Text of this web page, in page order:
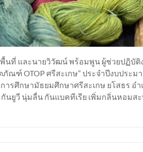
ที่ และนายวิวัฒน์ พร้อมพูน ผู้ช่วยปฏิบัติ
ณฑ์ OTOP ศรีสะเกษ” ประจำปีงบปร
กษามัธยมศึกษาศรีสะเกษ ยโสธร อำเ
ยูวี นุ่มลื่น กันแบคทีเรีย เพิ่มกลิ่นหอมส